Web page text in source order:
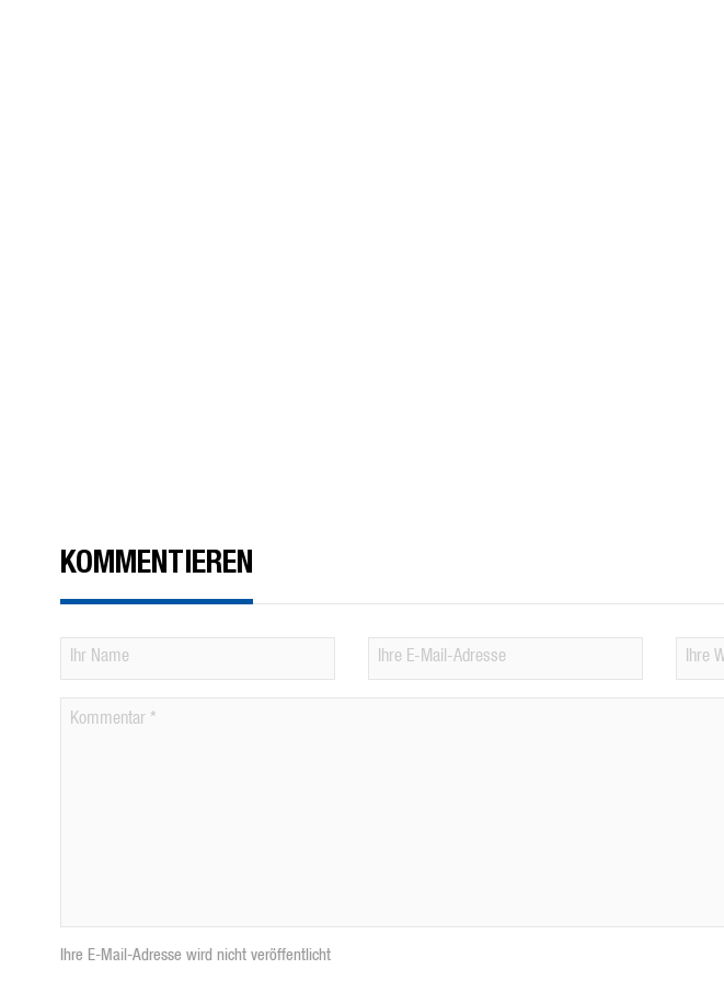
KOMMENTIEREN
Ihre E-Mail-Adresse wird nicht veröffentlicht